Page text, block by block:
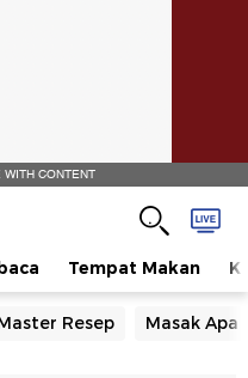
CONTENT
Tempat Makan
Resep Masak Apa